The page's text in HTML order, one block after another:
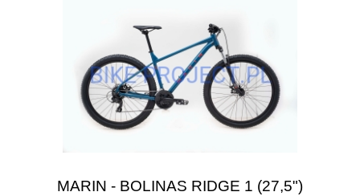
MARIN - BOLINAS RIDGE 1 (27,5")